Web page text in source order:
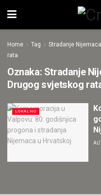
Home Tag
Stradanje
rata
Oznaka: Stradanje
Drugog svjetskog
LOKALNO